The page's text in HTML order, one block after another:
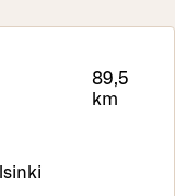
89,5
km